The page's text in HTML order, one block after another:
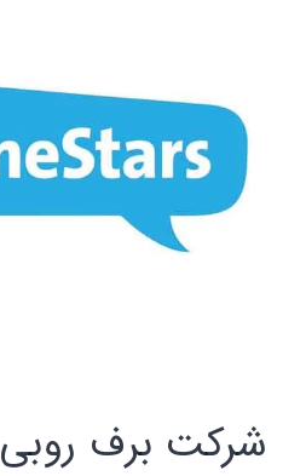
شرکت برف روبی